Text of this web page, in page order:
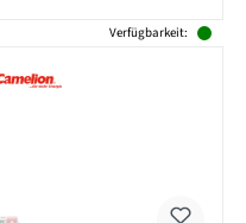
Verfügbarkeit: